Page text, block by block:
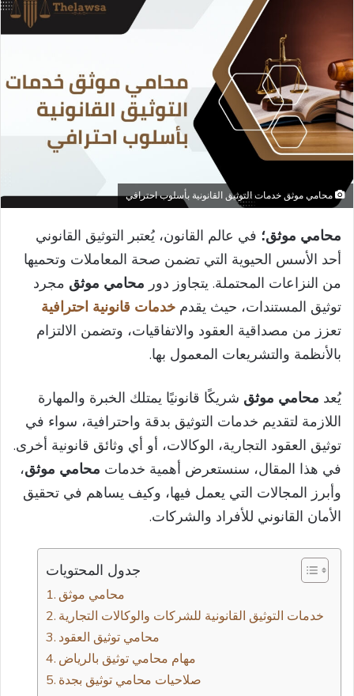
إلكترونيا
محامي موثق خدمات التوثيق القانونية بأسلوب احترافي
محامي موثق؛ في عالم القانون، يُعتبر التوثيق القانوني
أحد الأسس الحيوية التي تضمن صحة المعاملات وتحميها
من النزاعات المحتملة. يتجاوز دور محامي موثق مجرد
توثيق المستندات، حيث يقدم خدمات قانونية احترافية
تعزز من مصداقية العقود والاتفاقيات، وتضمن الالتزام
بالأنظمة والتشريعات المعمول بها.
يُعد محامي موثق شريكًا قانونيًا يمتلك الخبرة والمهارة
اللازمة لتقديم خدمات التوثيق بدقة واحترافية، سواء في
توثيق العقود التجارية، الوكالات، أو أي وثائق قانونية أخرى.
في هذا المقال، سنستعرض أهمية خدمات محامي موثق،
وأبرز المجالات التي يعمل فيها، وكيف يساهم في تحقيق
الأمان القانوني للأفراد والشركات.
جدول المحتويات
محامي موثق
خدمات التوثيق القانونية للشركات والوكالات التجارية
محامي توثيق العقود
مهام محامي توثيق بالرياض
صلاحيات محامي توثيق بجدة